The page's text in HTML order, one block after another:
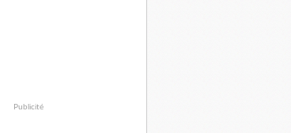
Publicité